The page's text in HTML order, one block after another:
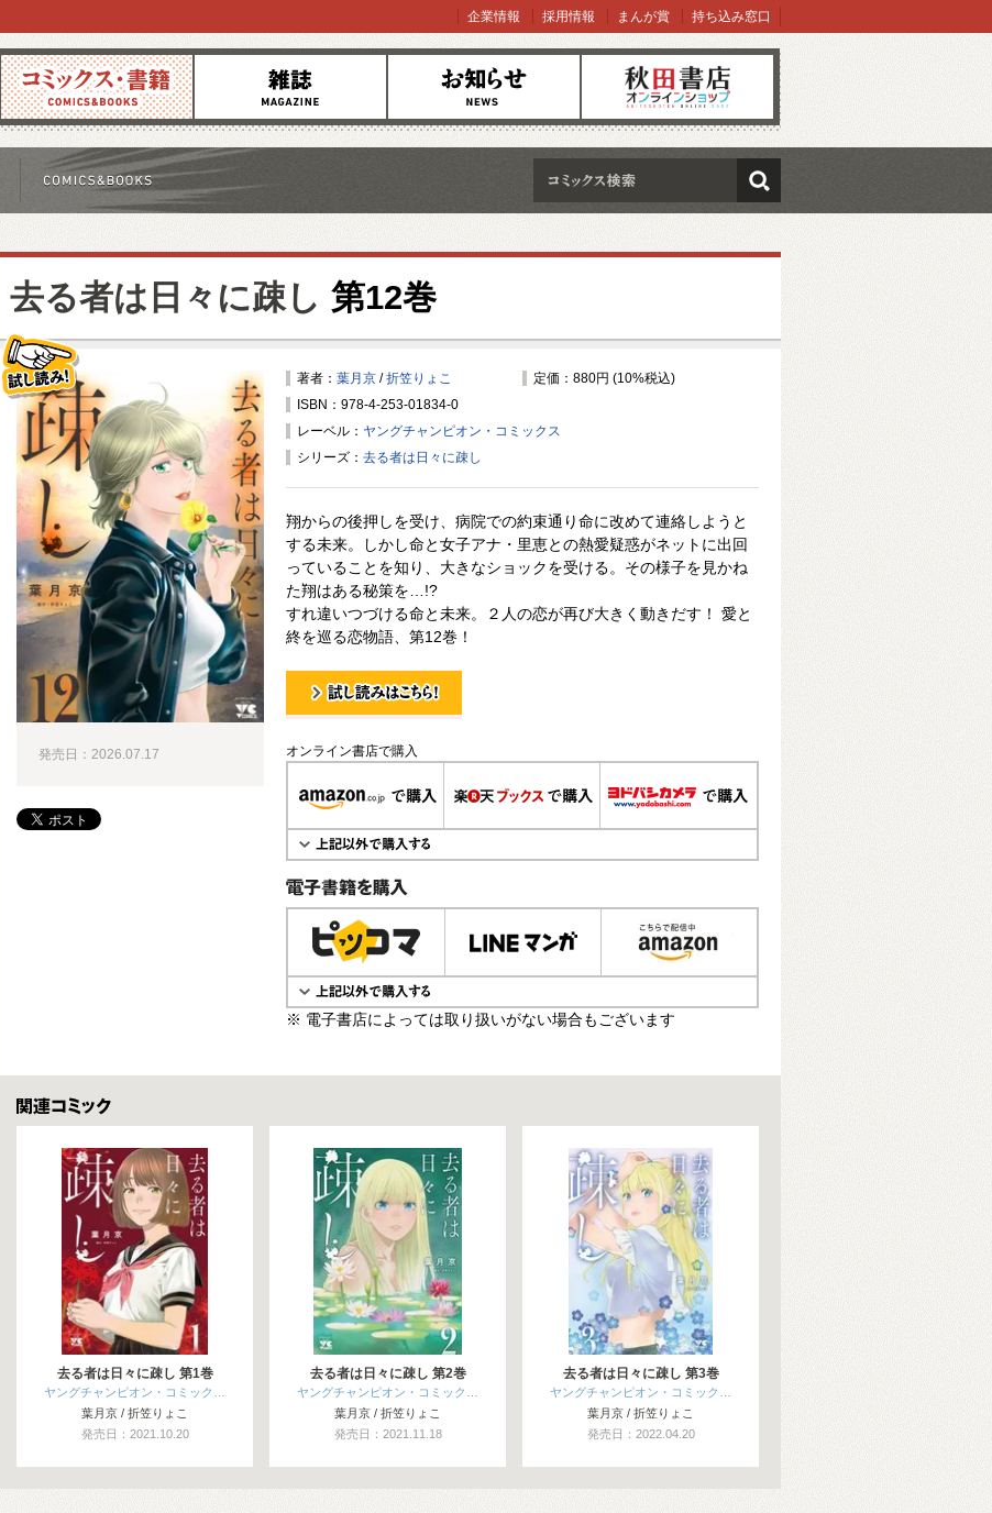
コミックス 雑誌 お知らせ オンラインショップ
企業情報 採用情報 まんが賞 持ち込み窓口
検索
去る者は日々に疎し 第12巻
著者： 葉月京 /折笠りょこ
定価：880円 (10%税込)
ISBN：978-4-253-01834-0
レーベル： ヤングチャンピオン・コミックス
シリーズ： 去る者は日々に疎し
翔からの後押しを受け、病院での約束通り命に改めて連絡しようと
する未来。しかし命と女子アナ・里恵との熱愛疑惑がネットに出回
っていることを知り、大きなショックを受ける。その様子を見かね
た翔はある秘策を…!?
すれ違いつづける命と未来。２人の恋が再び大きく動きだす！ 愛と
終を巡る恋物語、第12巻！
試し読み！
オンライン書店で購入
電子書籍で購入
※ 電子書店によっては取り扱いがない場合もございます
発売日：2026.07.17
関連コミックス
去る者は日々に疎し 第1巻
ヤングチャンピオン・コミック…
葉月京 / 折笠りょこ
発売日：2021.10.20
去る者は日々に疎し 第2巻
ヤングチャンピオン・コミック…
葉月京 / 折笠りょこ
発売日：2021.11.18
去る者は日々に疎し 第3巻
ヤングチャンピオン・コミック…
葉月京 / 折笠りょこ
発売日：2022.04.20